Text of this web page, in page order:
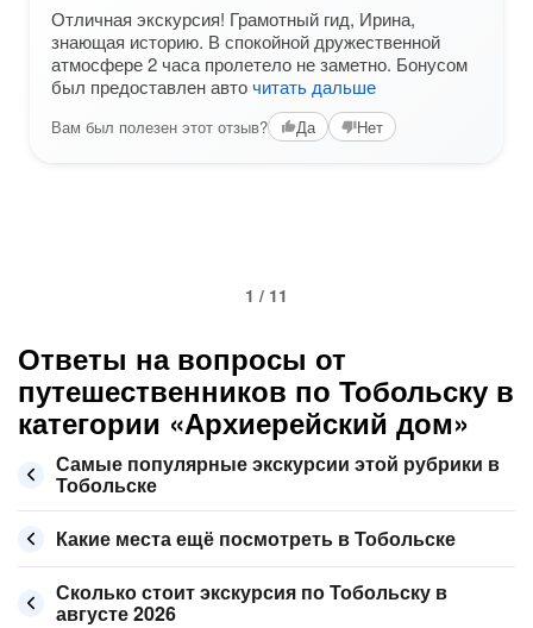
Отличная экскурсия! Грамотный гид, Ирина,
знающая историю. В спокойной дружественной
атмосфере 2 часа пролетело не заметно. Бонусом
был предоставлен авточитать дальше
Вам был полезен этот отзыв? Да Нет
1 / 11
Ответы на вопросы от
путешественников по Тобольску в
категории «Архиерейский дом»
Самые популярные экскурсии этой рубрики в
Тобольске
Какие места ещё посмотреть в Тобольске
Сколько стоит экскурсия по Тобольску в
августе 2026